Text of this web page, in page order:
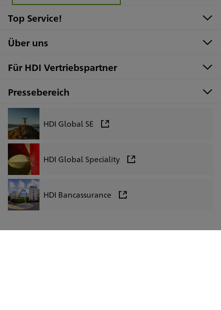
Top Service!
Über uns
Für HDI Vertriebspartner
Pressebereich
HDI Global SE
HDI Global Speciality
HDI Bancassurance